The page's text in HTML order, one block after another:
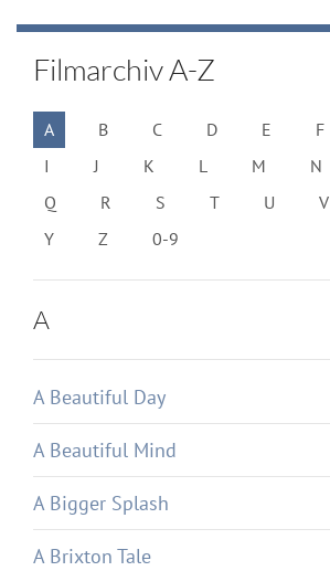
Filmarchiv A-Z
A B C D E F
I
J K L M N
Q
R S T U V
Y
Z 0-9
A
A Beautiful Day
A Beautiful Mind
A Bigger Splash
A Brixton Tale